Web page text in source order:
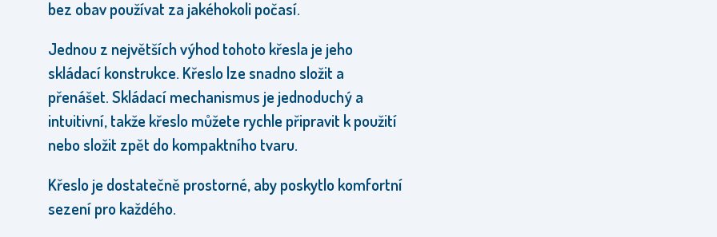
bez obav používat za jakéhokoli počasí.
Jednou z největších výhod tohoto křesla je jeho
skládací konstrukce. Křeslo lze snadno složit a
přenášet. Skládací mechanismus je jednoduchý a
intuitivní, takže křeslo můžete rychle připravit k použití
nebo složit zpět do kompaktního tvaru.
Křeslo je dostatečně prostorné, aby poskytlo komfortní
sezení pro každého.